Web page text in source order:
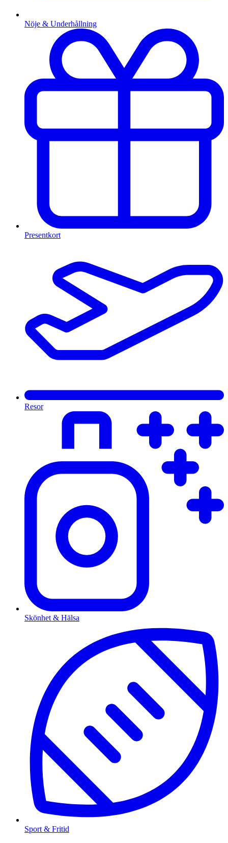
Nöje & Underhållning
Presentkort
Resor
Skönhet & Hälsa
Sport & Fritid